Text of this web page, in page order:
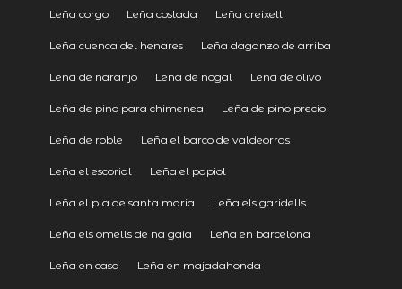
Leña corgo Leña coslada Leña creixell
Leña cuenca del henares Leña daganzo de arriba
Leña de naranjo Leña de nogal Leña de olivo
Leña de pino para chimenea Leña de pino precio
Leña de roble Leña el barco de valdeorras
Leña el escorial Leña el papiol
Leña el pla de santa maria Leña els garidells
Leña els omells de na gaia Leña en barcelona
Leña en casa Leña en majadahonda